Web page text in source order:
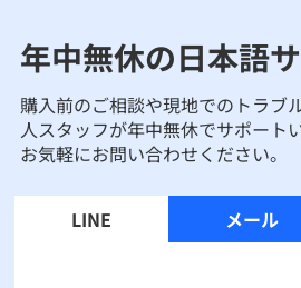
LINE メール
年中無休の日本語
購入前のご相談や現地でのトラブ
人スタッフが年中無休でサポート
お気軽にお問い合わせください。